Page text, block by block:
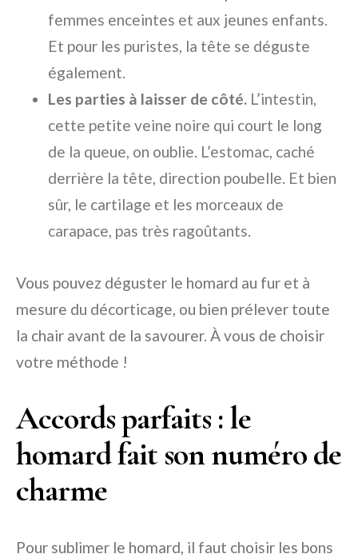
femmes enceintes et aux jeunes enfants.
Et pour les puristes, la tête se déguste
également.
Les parties à laisser de côté. L’intestin,
cette petite veine noire qui court le long
de la queue, on oublie. L’estomac, caché
derrière la tête, direction poubelle. Et bien
sûr, le cartilage et les morceaux de
carapace, pas très ragoûtants.
Vous pouvez déguster le homard au fur et à
mesure du décorticage, ou bien prélever toute
la chair avant de la savourer. À vous de choisir
votre méthode !
Accords parfaits : le
homard fait son numéro de
charme
Pour sublimer le homard, il faut choisir les bons